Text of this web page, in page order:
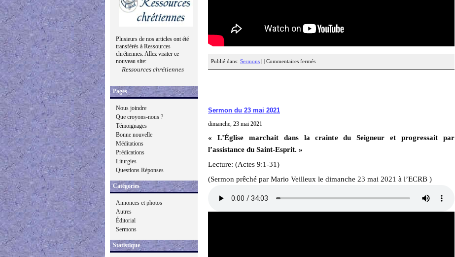
Plusieurs de nos articles ont été
transférés à Ressources
chrétiennes. Allez visiter ce
nouveau site:
Ressources chrétiennes
Pages
Nous joindre
Que croyons-nous ?
Témoignages
Bonne nouvelle
Méditations
Prédications
Liturgies
Questions Réponses
Catégories
Annonces et photos
Autres
Éditorial
Sermons
Statistique
Publié dans: Sermons Commentaires fermés
Sermon du 23 mai 2021
dimanche, 23 mai 2021
« L’Église marchait dans la crainte du Seigneur et progressait par
l’assistance du Saint-Esprit. »
Lecture: (Actes 9:1-31)
(Sermon prêché par Mario Veilleux le dimanche 23 mai 2021 à l’ECRB )